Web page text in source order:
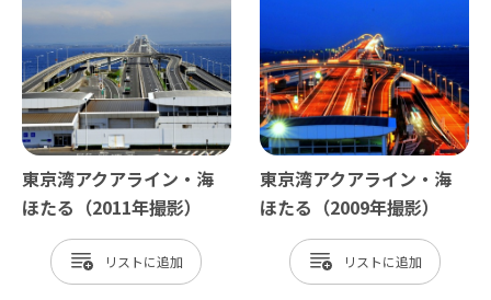
東京湾アクアライン・海
ほたる（2011年撮影）
リスト
東京湾アクアライン・海
ほたる（2009年撮影）
リスト